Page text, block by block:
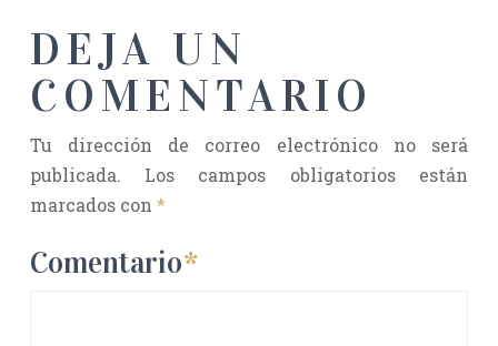
DEJA UN
COMENTARIO
Tu dirección de correo electrónico no será
publicada.
Los campos obligatorios están
marcados con *
Comentario*